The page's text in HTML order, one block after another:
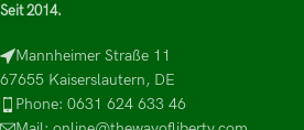
Seit 2014.
Mannheimer Straße 11
67655 Kaiserslautern, DE
Phone: 0631 624 633 46